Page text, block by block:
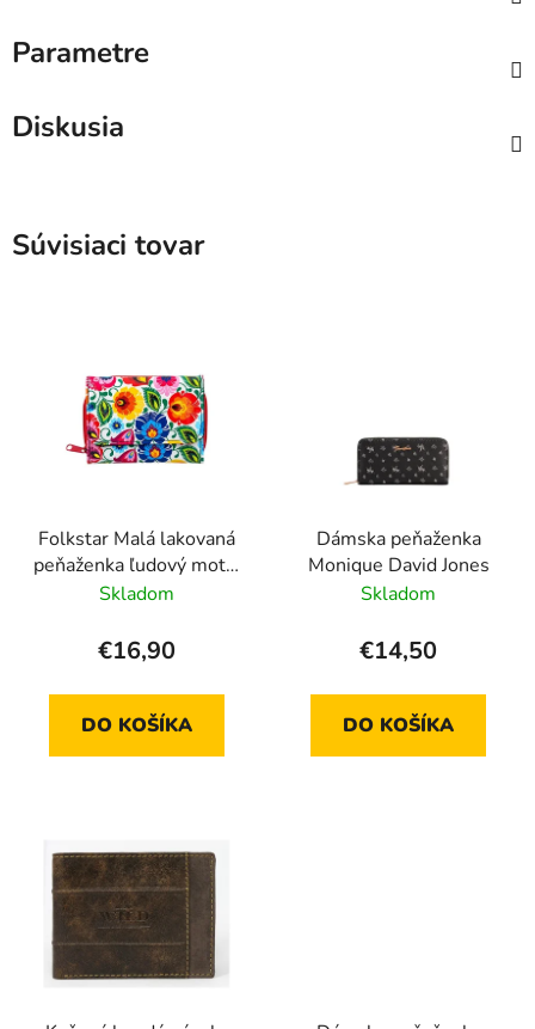
Parametre
Diskusia
Súvisiaci tovar
Folkstar Malá lakovaná
peňaženka ľudový motív
biela
Skladom
€16,90
DO KOŠÍKA
Dámska peňaženka
Monique David Jones
Skladom
€14,50
DO KOŠÍKA